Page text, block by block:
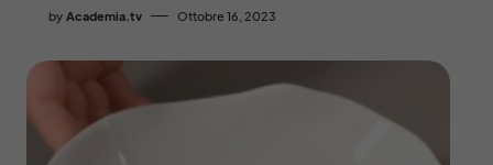
by Academia.tv Ottobre 16, 2023